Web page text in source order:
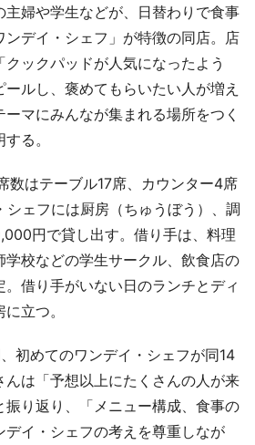
婦や学生などが、日替わりで食事
ンデイ・シェフ」が特徴の同店。店
ックパッドが人気になったよう
ルし、褒めてもらいたい人が増え
マにみんなが集まれる場所をつく
る。
はテーブル17席、カウンター4席
シェフには厨房（ちゅうぼう）、調
円で貸し出す。借り手は、料理
学校などの学生サークル、飲食店の
借り手がいない日のランチとディ
立つ。
初めてのワンデイ・シェフが同14
んは「予想以上にたくさんの人が来
振り返り、「メニュー構成、食事の
デイ・シェフの考えを尊重しなが